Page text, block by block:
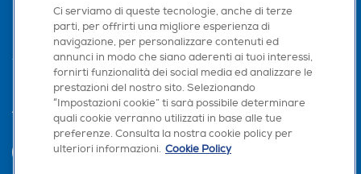
PRIVACY
Trova negozio
Ci serviamo di queste tecnologie, anche di terze
parti, per offrirti una migliore esperienza di
navigazione, per personalizzare contenuti ed
annunci in modo che siano aderenti ai tuoi interessi,
fornirti funzionalità dei social media ed analizzare le
prestazioni del nostro sito. Selezionando
“Impostazioni cookie” ti sarà possibile determinare
quali cookie verranno utilizzati in base alle tue
preferenze. Consulta la nostra cookie policy per
ulteriori informazioni. Cookie Policy